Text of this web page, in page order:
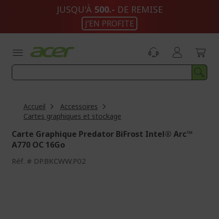
JUSQU'À 500.- DE REMISE
J’EN PROFITE
Accueil
Accessoires
Cartes graphiques et stockage
Carte Graphique Predator BiFrost Intel® Arc™
A770 OC 16Go
Réf. DP.BKCWW.P02